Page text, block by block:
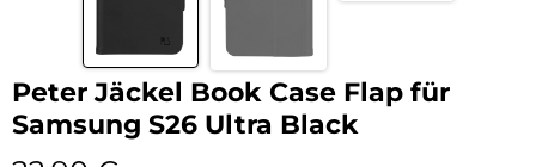
Peter Jäckel Book Case Flap für
Samsung S26 Ultra Black